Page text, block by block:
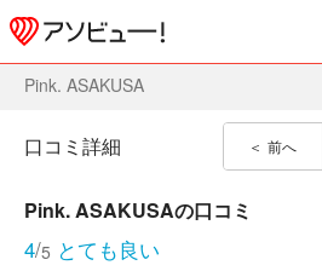
Pink. ASAKUSA
前へ
口コミ詳細
Pink. ASAKUSAの口コミ
4/5 とても良い